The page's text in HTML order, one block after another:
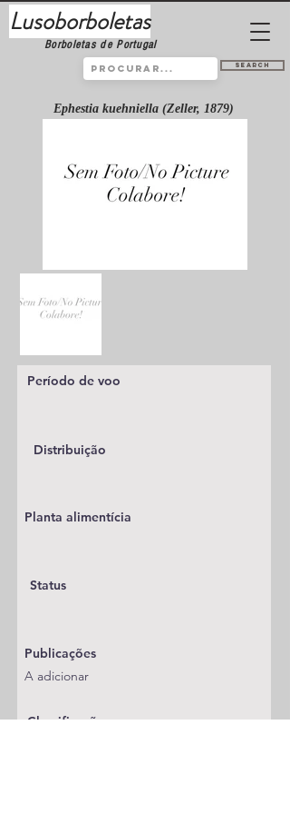
Lusoborboletas
Borboletas de Portugal
Search
Ephestia kuehniella (Zeller, 1879)
Período de voo
Distribuição
Planta alimentícia
Status
Publicações
A adicionar
Classificação